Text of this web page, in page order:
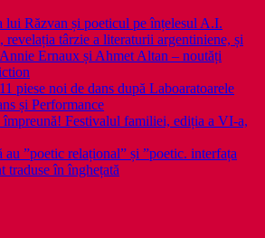
lui Răzvan și poeticul pe înțelesul A.I.
târzie a literaturii argentiniene, și
Ernaux și Ahmet Altan – noutăți
piese noi de dans după Laboaratoarele
și Performance
împreună! Festivalul familiei, ediția a VI-a,
au ”poetic relațional” și ”poetic. interfața
traduse în înghețată